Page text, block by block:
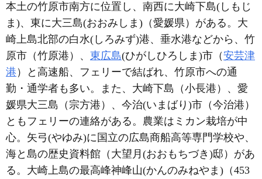
本土の竹原市南方に位置し、南西に大崎下島(しもじ
ま)、東に大三島(おおみしま)（愛媛県）がある。大
崎上島北部の白水(しろみず)港、垂水港などから、竹
原市（竹原港）、 東広島(ひがしひろしま)市（安芸津
港 ）と高速船、フェリーで結ばれ、竹原市への通
勤・通学者も多い。また、大崎下島（小長港）、愛
媛県大三島（宗方港）、今治(いまばり)市（今治港）
ともフェリーの連絡がある。農業はミカン栽培が中
心。矢弓(やゆみ)に国立の広島商船高等専門学校や、
海と島の歴史資料館（大望月(おおもちづき)邸）があ
る。大崎上島の最高峰神峰山(かんのみねやま)（453